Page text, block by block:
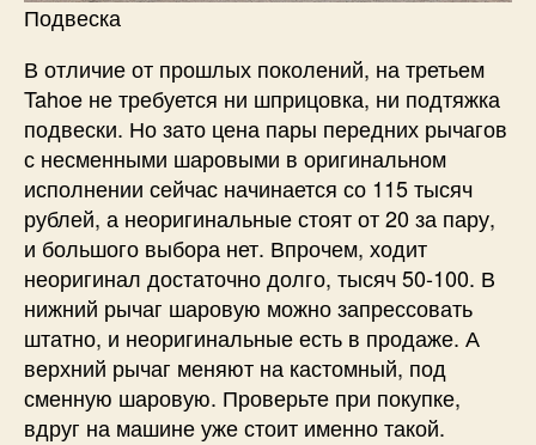
Подвеска
В отличие от прошлых поколений, на третьем
Tahoe не требуется ни шприцовка, ни подтяжка
подвески. Но зато цена пары передних рычагов
с несменными шаровыми в оригинальном
исполнении сейчас начинается со 115 тысяч
рублей, а неоригинальные стоят от 20 за пару,
и большого выбора нет. Впрочем, ходит
неоригинал достаточно долго, тысяч 50-100. В
нижний рычаг шаровую можно запрессовать
штатно, и неоригинальные есть в продаже. А
верхний рычаг меняют на кастомный, под
сменную шаровую. Проверьте при покупке,
вдруг на машине уже стоит именно такой.